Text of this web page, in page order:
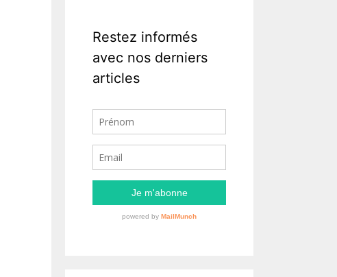
Restez informés
avec nos derniers
articles